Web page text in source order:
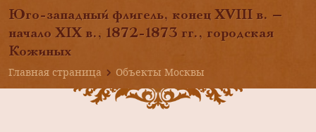
Юго-западный флигель, конец XVIII в. —
начало XIX в., 1872-1873 гг., городская
Кожиных
Главная страница
Объекты Москвы